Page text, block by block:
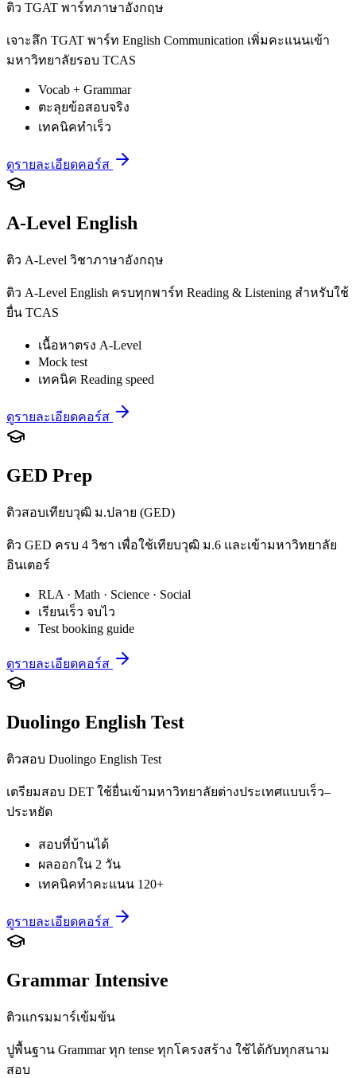
ติว TGAT พาร์ทภาษาอังกฤษ
เจาะลึก TGAT พาร์ท English Communication เพิ่มคะแนนเข้า
มหาวิทยาลัยรอบ TCAS
Vocab + Grammar
ตะลุยข้อสอบจริง
เทคนิคทำเร็ว
ดูรายละเอียดคอร์ส
A-Level English
ติว A-Level วิชาภาษาอังกฤษ
ติว A-Level English ครบทุกพาร์ท Reading & Listening สำหรับใช้
ยื่น TCAS
เนื้อหาตรง A-Level
Mock test
เทคนิค Reading speed
ดูรายละเอียดคอร์ส
GED Prep
ติวสอบเทียบวุฒิ ม.ปลาย (GED)
ติว GED ครบ 4 วิชา เพื่อใช้เทียบวุฒิ ม.6 และเข้ามหาวิทยาลัย
อินเตอร์
RLA · Math · Science · Social
เรียนเร็ว จบไว
Test booking guide
ดูรายละเอียดคอร์ส
Duolingo English Test
ติวสอบ Duolingo English Test
เตรียมสอบ DET ใช้ยื่นเข้ามหาวิทยาลัยต่างประเทศแบบเร็ว–
ประหยัด
สอบที่บ้านได้
ผลออกใน 2 วัน
เทคนิคทำคะแนน 120+
ดูรายละเอียดคอร์ส
Grammar Intensive
ติวแกรมมาร์เข้มข้น
ปูพื้นฐาน Grammar ทุก tense ทุกโครงสร้าง ใช้ได้กับทุกสนาม
สอบ